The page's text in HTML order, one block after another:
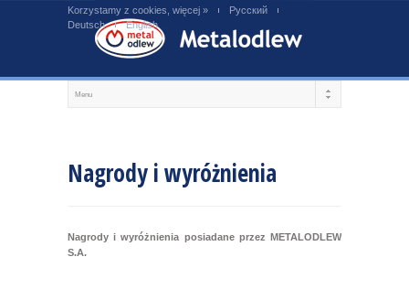
Korzystamy z cookies, więcej »
Русский
Deutsch
English
Nagrody i wyróżnienia
Nagrody i wyróżnienia posiadane przez METALODLEW
S.A.